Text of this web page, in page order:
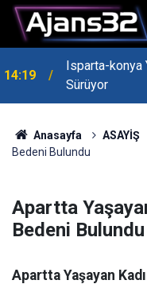
14:19
Isparta-konya
Sürüyor
Anasayfa ASAYİŞ
Bedeni Bulundu
Apartta
Bedeni Bulundu
Apartta Yaşayan